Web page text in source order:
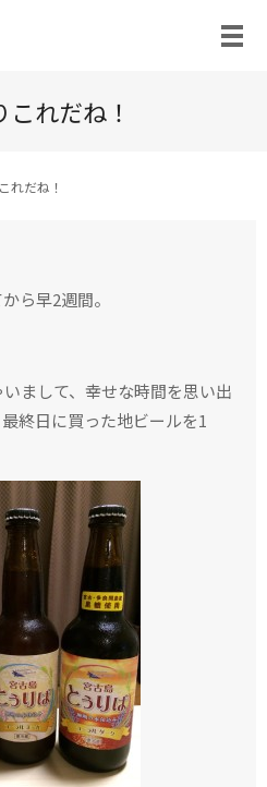
れだね！
れだね！
ら早2週間。
まして、幸せな時間を思い出
終日に買った地ビールを1